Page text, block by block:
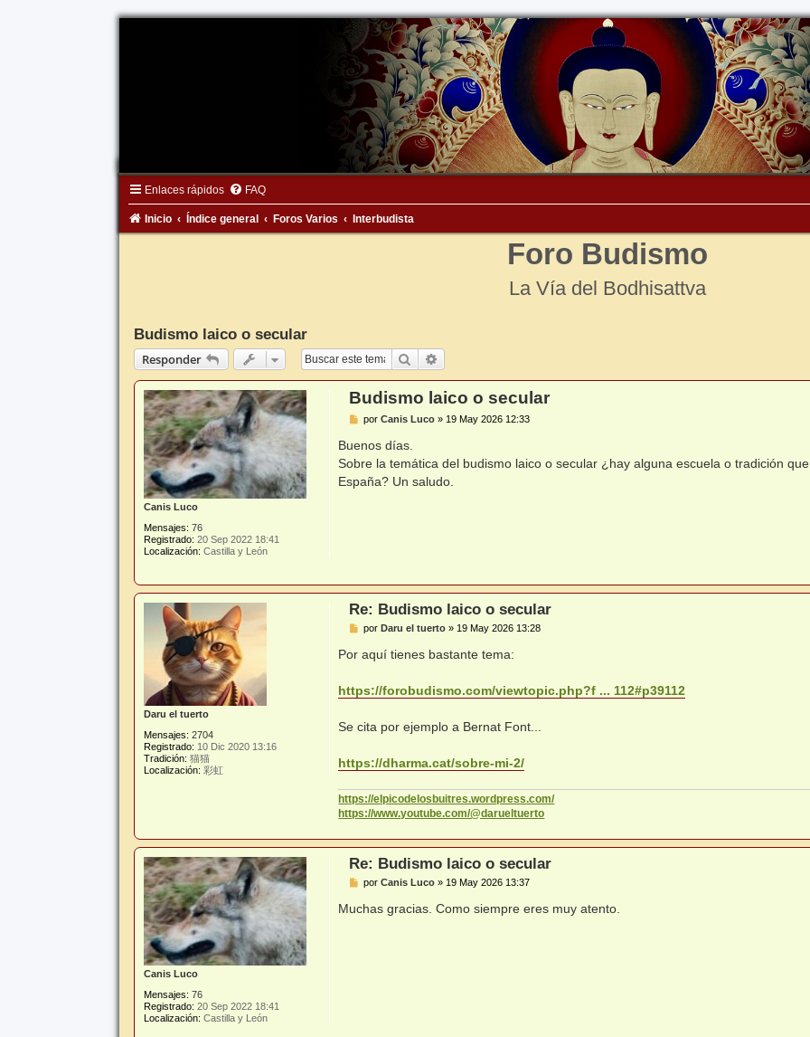
Enlaces rápidos FAQ
Inicio Índice general Foros Varios Interbudista
Foro Budismo
La Vía del Bodhisattva
Budismo laico o secular
Responder
Buscar
Canis Luco
Mensajes: 76
Registrado: 20 Sep 2022 18:41
Localización: Castilla y León
Budismo laico o secular
M
n
s
a
e
porCanis Luco » 19 May 2026 12:33
Buenos días.
Sobre la temática del budismo laico o secular ¿hay alguna escuela o tradición
España? Un saludo.
Daru el tuerto
Mensajes: 2704
Registrado: 10 Dic 2020 13:16
Tradición: 猫猫
Localización: 彩虹
Re: Budismo laico o secular
M
n
e
por Daru el tuerto » 19 May 2026 13:28
Por aquí tienes bastante tema:
https://forobudismo.com/viewtopic.php?f ... 112#p39112
Se cita por ejemplo a Bernat Font...
https://dharma.cat/sobre-mi-2/
https://elpicodelosbuitres.wordpress.com/
https://www.youtube.com/@darueltuerto
Canis Luco
Mensajes: 76
Registrado: 20 Sep 2022 18:41
Localización: Castilla y León
Re: Budismo laico o secular
M
n
porCanis Luco » 19 May 2026 13:37
Muchas gracias. Como siempre eres muy atento.